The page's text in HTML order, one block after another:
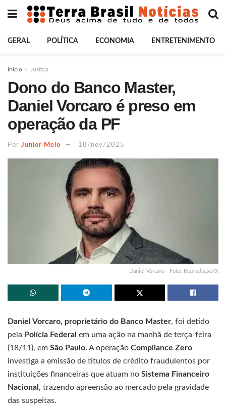
GERAL POLÍTICA ECONOMIA ENTRETENIMENTO
Início Justiça
Dono do Banco Master,
Daniel Vorcaro é preso em
operação da PF
Por Junior Melo 18/nov/2025
Daniel Vorcaro - Foto: Reprodução/X
Daniel Vorcaro, proprietário do Banco Master, foi detido
pela Polícia Federal em uma ação na manhã de terça-feira
(18/11), em São Paulo. A operação Compliance Zero
investiga a emissão de títulos de crédito fraudulentos por
instituições financeiras que atuam no Sistema Financeiro
Nacional , trazendo apreensão ao mercado pela gravidade
das suspeitas.